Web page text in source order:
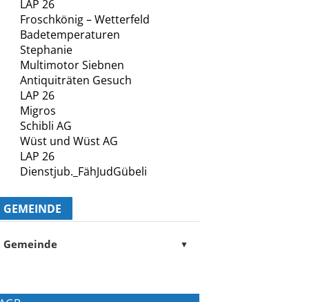
LAP 26
Froschkönig – Wetterfeld
Badetemperaturen
Stephanie
Multimotor Siebnen
Antiquiträten Gesuch
LAP 26
Migros
Schibli AG
Wüst und Wüst AG
LAP 26
Dienstjub._FähJudGübeli
GEMEINDE
Gemeinde ▼